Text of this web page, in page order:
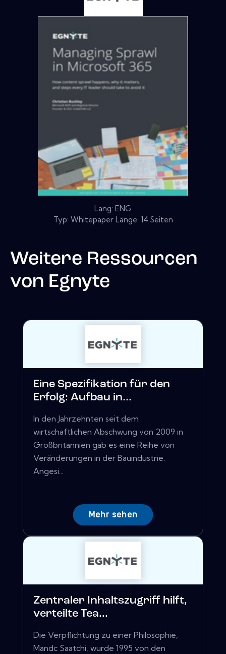
Lang: ENG
Typ: Whitepaper Länge: 14 Seiten
Weitere Ressourcen
von Egnyte
Eine Spezifikation für den
Erfolg: Aufbau in...
In den Jahrzehnten seit dem
wirtschaftlichen Abschwung von 2009 in
Großbritannien gab es eine Reihe von
Veränderungen in der Bauindustrie.
Angesi...
Mehr sehen
Zentraler Inhaltszugriff hilft,
verteilte Tea...
Die Verpflichtung zu einer Philosophie,
Mandc Saatchi, wurde 1995 von den